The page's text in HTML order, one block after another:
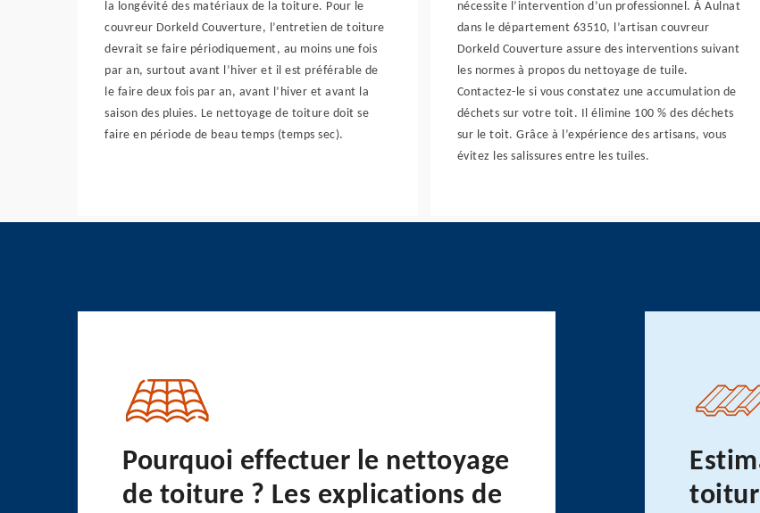
la longévité des matériaux de la toiture. Pour le
couvreur Dorkeld Couverture, l’entretien de toiture
devrait se faire périodiquement, au moins une fois
par an, surtout avant l’hiver et il est préférable de
le faire deux fois par an, avant l’hiver et avant la
saison des pluies. Le nettoyage de toiture doit se
faire en période de beau temps (temps sec).
nécessite l’intervention d’un professionnel. À Aulnat
dans le département 63510, l’artisan couvreur
Dorkeld Couverture assure des interventions suivant
les normes à propos du nettoyage de tuile.
Contactez-le si vous constatez une accumulation de
déchets sur votre toit. Il élimine 100 % des déchets
sur le toit. Grâce à l’expérience des artisans, vous
évitez les salissures entre les tuiles.
Pourquoi effectuer le nettoyage
de toiture ? Les explications de